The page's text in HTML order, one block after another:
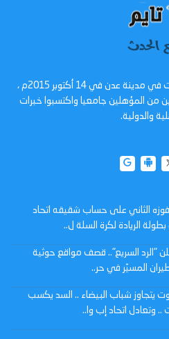
عدن تايم - صحيفة الكترونية تأسست في مدينة عدن في 14 أكتوبر 2015م ،
من المؤهلين جامعيا واكتسبوا خبرات
والدولية.
الثاني على حساب شقيقه اتحاد
الريادة لكرة السلة ل..
"الرد السريع".. قصف مواقع حوثية
المسيّر في حر..
يتجاوز شباب البيضاء .. السد يكسب
.. وتعادل اتحاد إب وا..